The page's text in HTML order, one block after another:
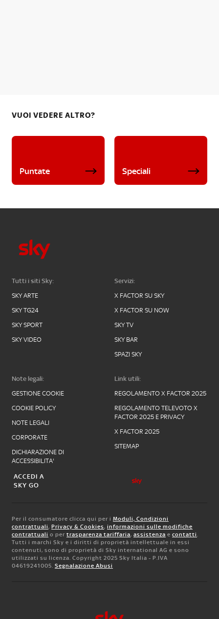
VUOI VEDERE ALTRO?
Puntate Speciali
Tutti i siti Sky:
SKY ARTE
SKY TG24
SKY SPORT
SKY VIDEO
Servizi:
X FACTOR SU SKY
X FACTOR SU NOW
SKY TV
SKY BAR
SPAZI SKY
Note legali:
GESTIONE COOKIE
COOKIE POLICY
NOTE LEGALI
CORPORATE
DICHIARAZIONE DI
ACCESSIBILITA'
Link utili:
REGOLAMENTO X FACTOR 2025
REGOLAMENTO TELEVOTO X
FACTOR 2025 E PRIVACY
X FACTOR 2025
SITEMAP
ACCEDI A
SKY GO
Per il consumatore clicca qui per i Moduli, Condizioni
contrattuali, Privacy & Cookies, informazioni sulle modifiche
contrattuali o per trasparenza tariffaria, assistenza e contatti.
Tutti i marchi Sky e i diritti di proprietà intellettuale in essi
contenuti, sono di proprietà di Sky international AG e sono
utilizzati su licenza. Copyright 2025 Sky Italia - P.IVA
04619241005. Segnalazione Abusi